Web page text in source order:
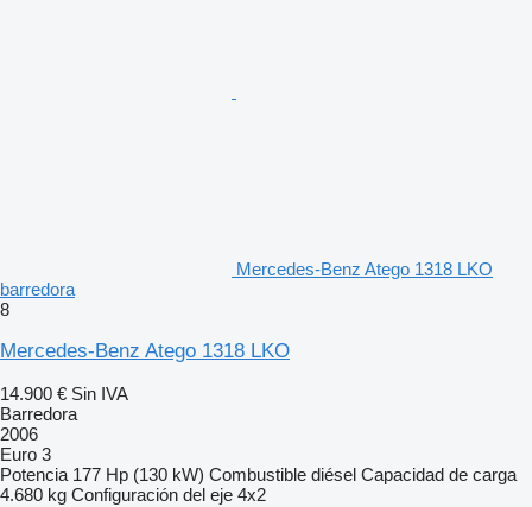
Mercedes-Benz Atego 1318 LKO
barredora
8
Mercedes-Benz Atego 1318 LKO
14.900 € Sin IVA
Barredora
2006
Euro 3
Potencia 177 Hp (130 kW) Combustible diésel Capacidad de carga
4.680 kg Configuración del eje 4x2